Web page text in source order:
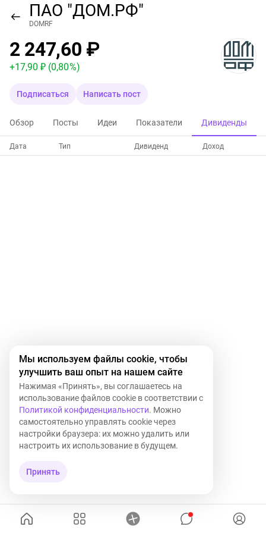
ПАО "ДОМ.РФ"
DOMRF
2 247,60 ₽
+17,90 ₽ (0,80 %)
Подписаться Написать пост
Обзор Посты Идеи Показатели Дивиденды
Дата Тип Дивиденд Доход
Мы используем файлы cookie, чтобы
улучшить ваш опыт на нашем сайте
Нажимая «Принять», вы соглашаетесь на
использование файлов cookie в соответствии с
Политикой конфиденциальности. Можно
самостоятельно управлять cookie через
настройки браузера: их можно удалить или
настроить их использование в будущем.
Принять